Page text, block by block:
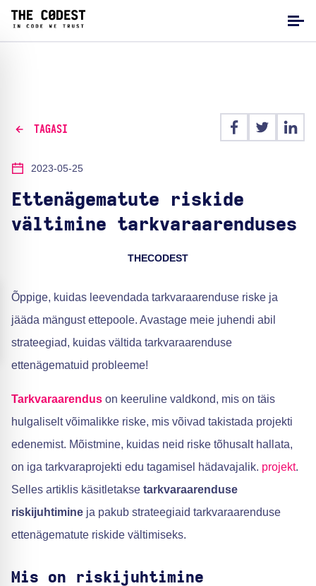
TAGASI
2023-05-25
Ettenägematute riskide
vältimine tarkvaraarenduses
THECODEST
Õppige, kuidas leevendada tarkvaraarenduse riske ja
jääda mängust ettepoole. Avastage meie juhendi abil
strateegiad, kuidas vältida tarkvaraarenduse
ettenägematuid probleeme!
Tarkvaraarendus on keeruline valdkond, mis on täis
hulgaliselt võimalikke riske, mis võivad takistada projekti
edenemist. Mõistmine, kuidas neid riske tõhusalt hallata,
on iga tarkvaraprojekti edu tagamisel hädavajalik. projekt.
Selles artiklis käsitletakse tarkvaraarenduse
riskijuhtimine ja pakub strateegiaid tarkvaraarenduse
ettenägematute riskide vältimiseks.
Mis on riskijuhtimine